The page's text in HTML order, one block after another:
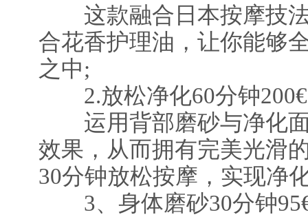
这款融合日本按摩技法
合花香护理油，让你能够
之中;
2.放松净化60分钟200€
运用背部磨砂与净化面
效果，从而拥有完美光滑
30分钟放松按摩，实现净
3、身体磨砂30分钟